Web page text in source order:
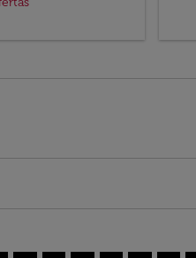
cmp-view-offers-
cmp-view-offers-
LYS–OZZ: cmp-view-
LYS–OZZ: cmp-view-
LYS–OZZ: cmp-
LYS–OZZ: